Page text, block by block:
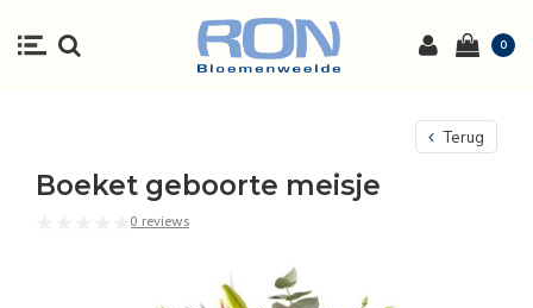
0
Terug
Boeket geboorte meisje
0 reviews